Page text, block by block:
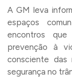
A GM leva
espaços
encontros que
prevenção à
consciente
segurança no